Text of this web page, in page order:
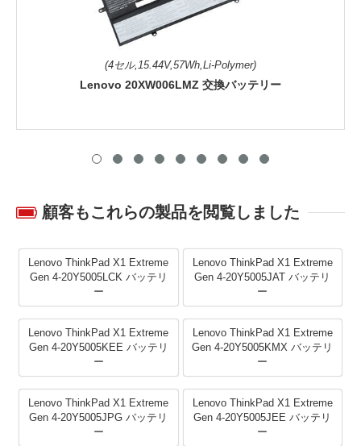
(4セル,15.44V,57Wh,Li-Polymer)
Lenovo 20XW006LMZ 交換バッテリー
顧客もこれらの製品を閲覧しました
Lenovo ThinkPad X1 Extreme
Gen 4-20Y5005LCK バッテリ
ー
Lenovo ThinkPad X1 Extreme
Gen 4-20Y5005JAT バッテリ
ー
Lenovo ThinkPad X1 Extreme
Gen 4-20Y5005KEE バッテリ
ー
Lenovo ThinkPad X1 Extreme
Gen 4-20Y5005KMX バッテリ
ー
Lenovo ThinkPad X1 Extreme
Gen 4-20Y5005JPG バッテリ
ー
Lenovo ThinkPad X1 Extreme
Gen 4-20Y5005JEE バッテリ
ー